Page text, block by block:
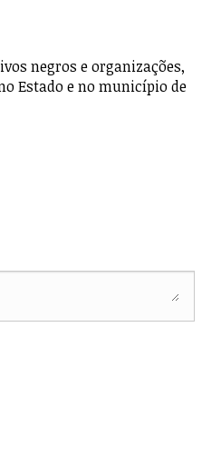
negros e organizações,
Estado e no município de